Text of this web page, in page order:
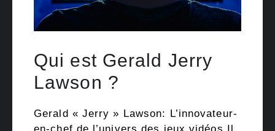
Qui est Gerald Jerry
Lawson ?
Gerald « Jerry » Lawson: L’innovateur-